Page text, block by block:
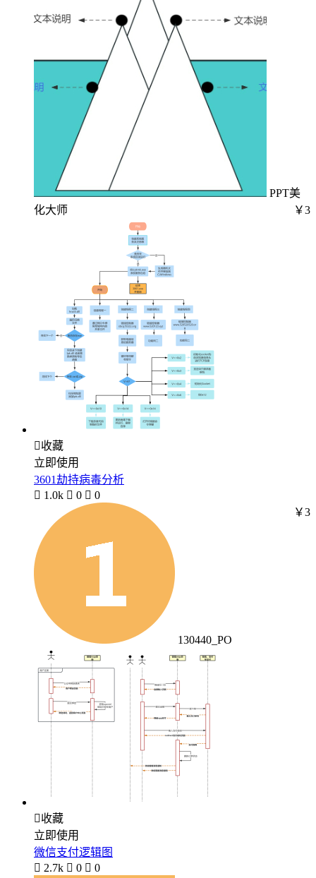
PPT美
化大师
￥3
收藏
立即使用
3601劫持病毒分析
 1.0k  0  0
130440_PO
￥3
收藏
立即使用
微信支付逻辑图
 2.7k  0  0